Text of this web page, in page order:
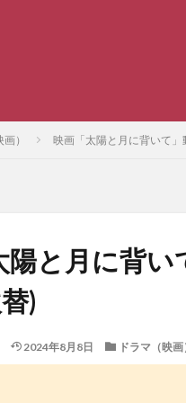
） 映画「太陽と月に背いて
陽と月に背
)
2024年8月8日 ドラマ（映画